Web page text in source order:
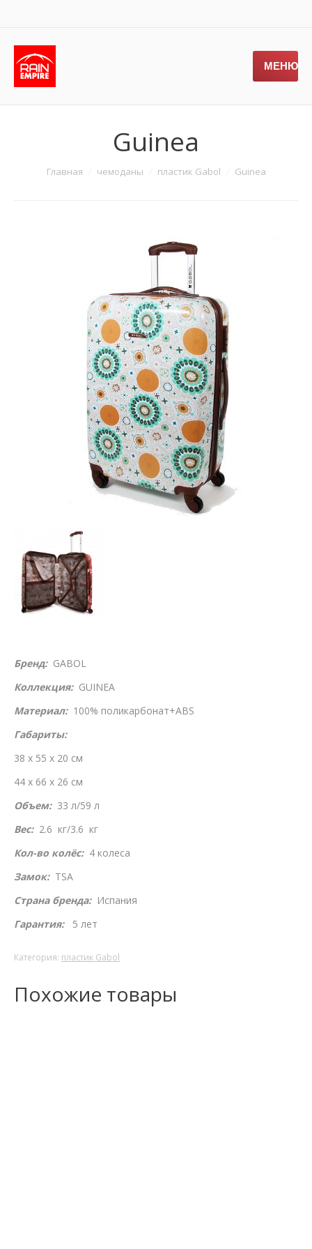
МЕНЮ
Guinea
Главная чемоданы пластик Gabol Guinea
Бренд:GABOL
Коллекция:GUINEA
Материал:100% поликарбонат+ABS
Габариты:
38 x 55 x 20 см
44 x 66 x 26 см
Объем:33 л/59 л
Вес: 2.6 кг/3.6 кг
Кол-во колёс:4 колеса
Замок: TSA
Страна бренда:Испания
Гарантия:5 лет
Категория: пластик Gabol
Похожие товары